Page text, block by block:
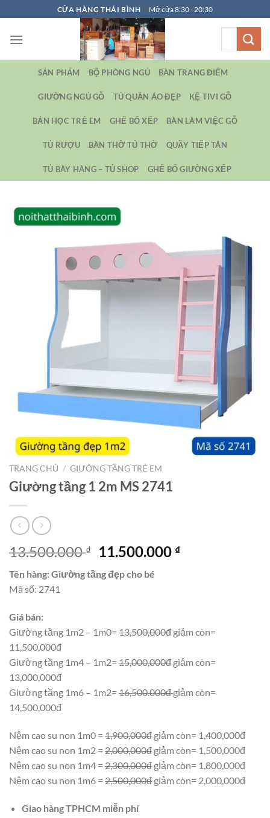
qua
nội
CỬA HÀNG THÁI BÌNH Mở cửa 8:30 - 20:30
SẢN PHẨM BỘ PHÒNG NGỦ BÀN TRANG ĐIỂM
GIƯỜNG NGỦ GỖ TỦ QUẦN ÁO ĐẸP KỆ TIVI GỖ
BẢN HỌC TRẺ EM GHẾ BỐ XẾP BÀN LÀM VIỆC GỖ
TỦ RƯỢU BÀN THỜ TỦ THỜ QUẦY TIẾP TÂN
TỦ BÀY HÀNG – TỦ SHOP GHẾ BỐ GIƯỜNG XẾP
TRANG CHỦ / GIƯỜNG TẦNG TRẺ EM
Giường tầng 1 2m MS 2741
13.500.000₫
Giá
là:
11.500.000 ₫Giá
Tên hàng: Giường tầng đẹp cho bé
Mã số: 2741
Giá bán:
Giường tầng 1m2 – 1m0= 13,500,000đ giảm còn=
11,500,000đ
Giường tầng 1m4 – 1m2= 15,000,000đ giảm còn=
13,000,000đ
Giường tầng 1m6 – 1m2= 16,500.000đgiảm còn=
14,500,000đ
Nệm cao su non 1m0 = 1,900,000đ giảm còn= 1,400,000đ
Nệm cao su non 1m2 = 2,000,000đ giảm còn= 1,500,000đ
Nệm cao su non 1m4 = 2,300,000đ giảm còn= 1,800,000đ
Nệm cao su non 1m6 = 2,500,000đ giảm còn= 2,000,000đ
Giao hàng TPHCM miễn phí